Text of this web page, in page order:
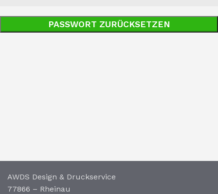
PASSWORT ZURÜCKSETZEN
AWDS Design & Druckservice
77866 – Rheinau